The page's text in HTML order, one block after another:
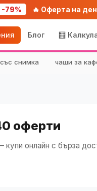
-79% 🔥 Оферта на
Блог 🧮
снимка чаши за
оферти
онлайн с бърза